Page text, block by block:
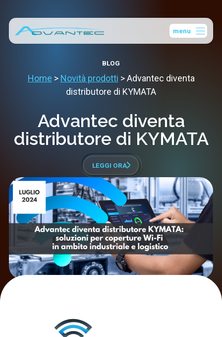
contenuto
menu
BLOG
Home > Novità prodotti >Advantec diventa
distributore di KYMATA
Advantec diventa
distributore di KYMATA
LEGGI ORA